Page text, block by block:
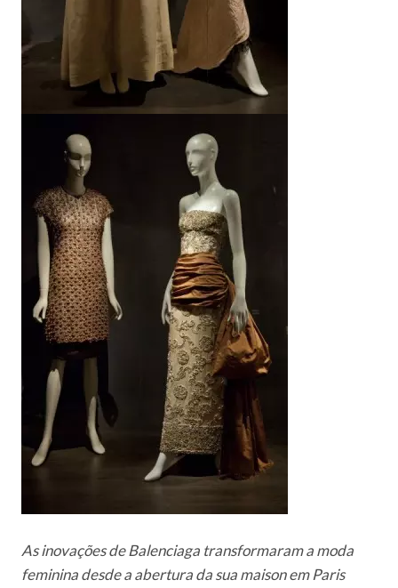
As inovações de Balenciaga transformaram a moda
feminina desde a abertura da sua maison em Paris